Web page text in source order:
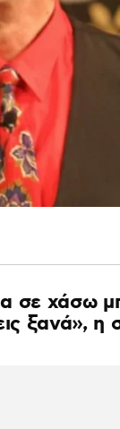
σε χάσω
ξανά», η